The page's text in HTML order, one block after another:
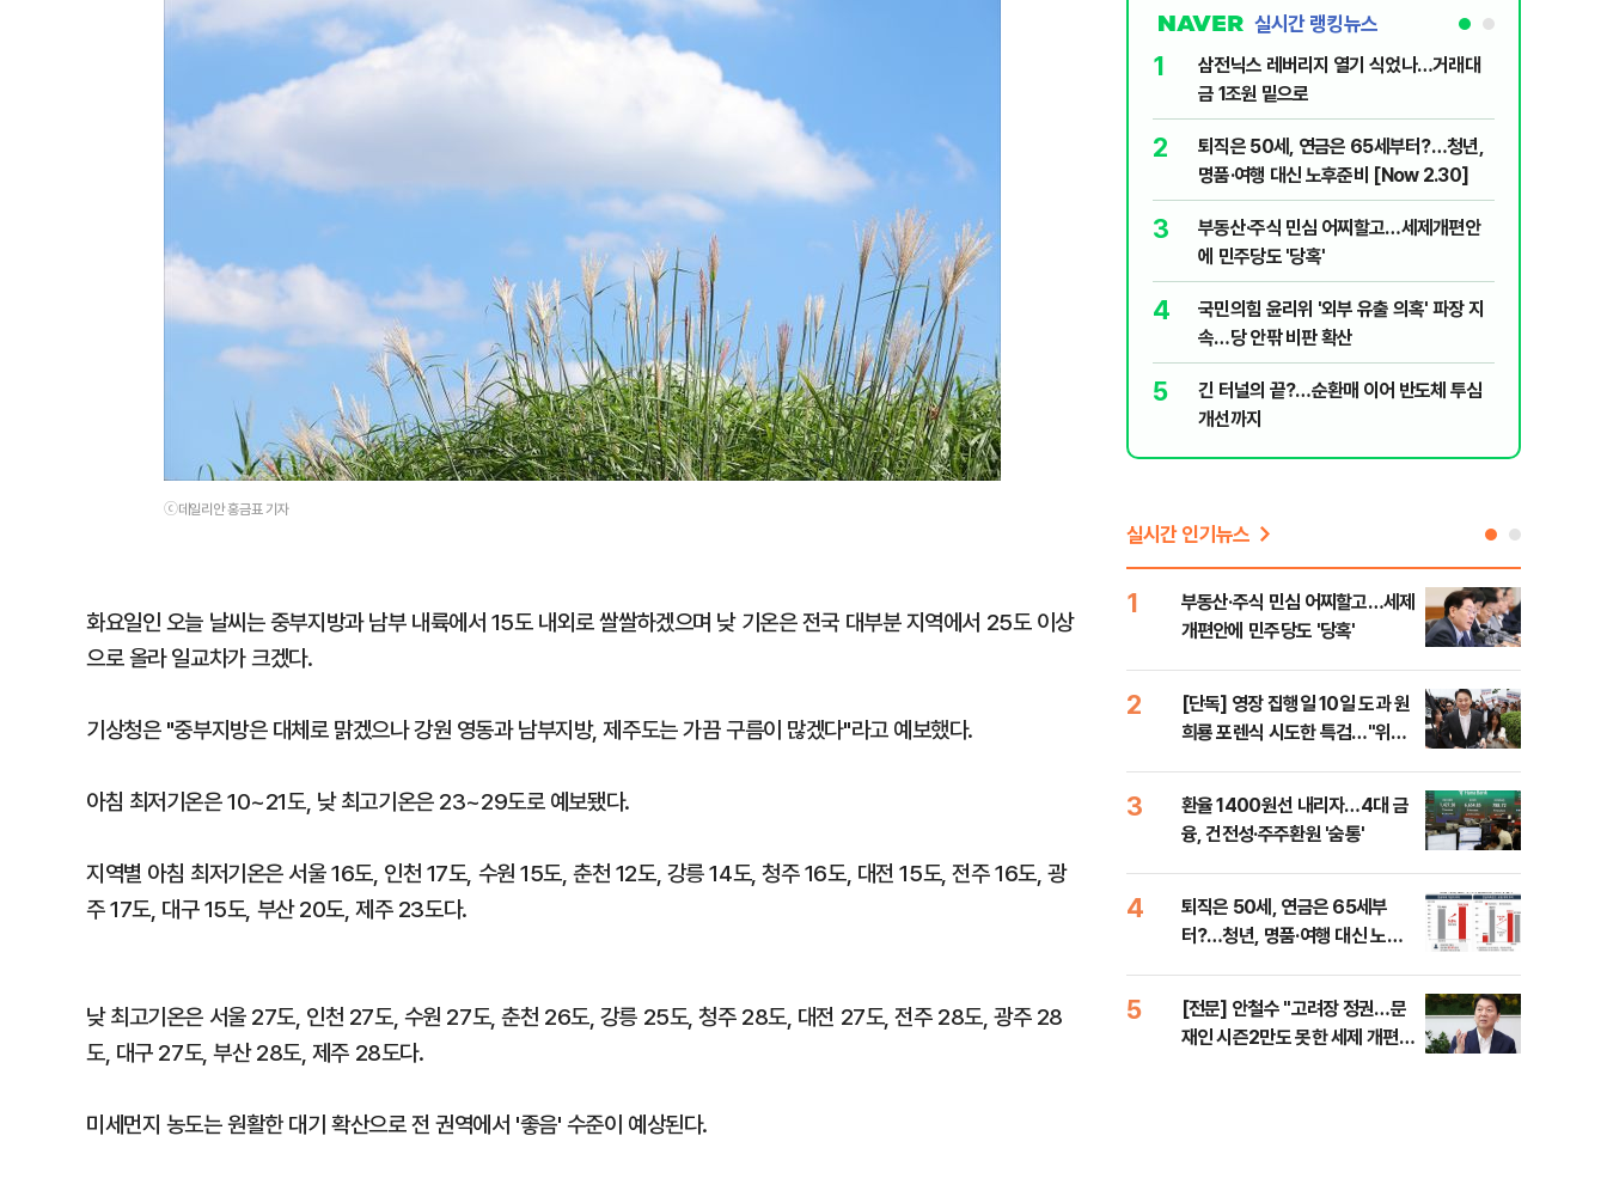
ⓒ데일리안 홍금표 기자
화요일인 오늘 날씨는 중부지방과 남부 내륙에서 15도 내외로 쌀쌀하겠으며 낮 기온은 전국 대부분 지역에서 25도 이상
으로 올라 일교차가 크겠다.
기상청은 "중부지방은 대체로 맑겠으나 강원 영동과 남부지방, 제주도는 가끔 구름이 많겠다"라고 예보했다.
아침 최저기온은 10~21도, 낮 최고기온은 23~29도로 예보됐다.
지역별 아침 최저기온은 서울 16도, 인천 17도, 수원 15도, 춘천 12도, 강릉 14도, 청주 16도, 대전 15도, 전주 16도, 광
주 17도, 대구 15도, 부산 20도, 제주 23도다.
낮 최고기온은 서울 27도, 인천 27도, 수원 27도, 춘천 26도, 강릉 25도, 청주 28도, 대전 27도, 전주 28도, 광주 28
도, 대구 27도, 부산 28도, 제주 28도다.
미세먼지 농도는 원활한 대기 확산으로 전 권역에서 '좋음' 수준이 예상된다.
실시간 랭킹뉴스
1
삼전닉스 레버리지 열기 식었나…거래대
금 1조원 밑으로
2
퇴직은 50세, 연금은 65세부터?…청년,
명품·여행 대신 노후준비 [Now 2.30]
3
부동산·주식 민심 어찌할고…세제개편안
에 민주당도 '당혹'
4
국민의힘 윤리위 '외부 유출 의혹' 파장 지
속…당 안팎 비판 확산
5
긴 터널의 끝?…순환매 이어 반도체 투심
개선까지
실시간 인기뉴스
1
부동산·주식 민심 어찌할고…세제
개편안에 민주당도 '당혹'
2
[단독] 영장 집행일 10일 도과 원
희룡 포렌식 시도한 특검…"위법
3
환율 1400원선 내리자…4대 금
융, 건전성·주주환원 '숨통'
4
퇴직은 50세, 연금은 65세부
터?…청년, 명품·여행 대신 노후
5
[전문] 안철수 "고려장 정권…문
재인 시즌2만도 못한 세제 개편